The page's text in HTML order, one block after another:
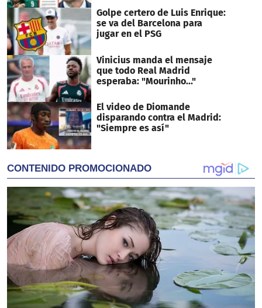
Golpe certero de Luis Enrique:
se va del Barcelona para
jugar en el PSG
Vinicius manda el mensaje
que todo Real Madrid
esperaba: "Mourinho..."
El video de Diomande
disparando contra el Madrid:
"Siempre es así"